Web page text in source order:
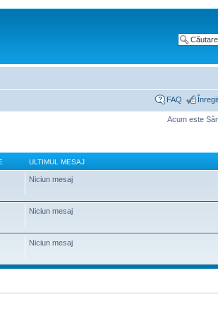
FAQ
Acum este
ULTIMUL MESAJ
Niciun mesaj
Niciun mesaj
Niciun mesaj